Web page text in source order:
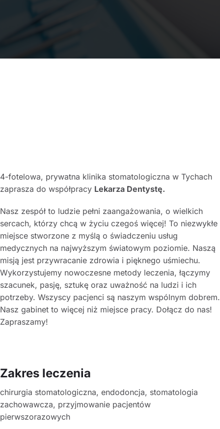
4-fotelowa, prywatna klinika stomatologiczna w Tychach
zaprasza do współpracy Lekarza Dentystę.
Nasz zespół to ludzie pełni zaangażowania, o wielkich
sercach, którzy chcą w życiu czegoś więcej! To niezwykłe
miejsce stworzone z myślą o świadczeniu usług
medycznych na najwyższym światowym poziomie. Naszą
misją jest przywracanie zdrowia i pięknego uśmiechu.
Wykorzystujemy nowoczesne metody leczenia, łączymy
szacunek, pasję, sztukę oraz uważność na ludzi i ich
potrzeby. Wszyscy pacjenci są naszym wspólnym dobrem.
Nasz gabinet to więcej niż miejsce pracy. Dołącz do nas!
Zapraszamy!
Zakres leczenia
chirurgia stomatologiczna, endodoncja, stomatologia
zachowawcza, przyjmowanie pacjentów
pierwszorazowych